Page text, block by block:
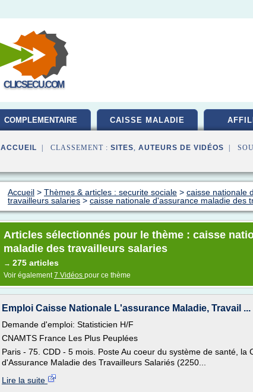
CLICSECU.COM
COMPLEMENTAIRE CAISSE MALADIE
ACCUEIL | CLASSEMENT : SITES, AUTEURS DE VIDÉOS |
Accueil > Thèmes & articles : securite sociale > caisse nationale
travailleurs salaries > caisse nationale d'assurance maladie des
Articles sélectionnés pour le thème : caisse
maladie des travailleurs salaries
→ 275 articles
Voir également7 Vidéos pour ce thème
Emploi Caisse Nationale L'assurance Maladie, Travail ...
Demande d'emploi: Statisticien H/F
CNAMTS France Les Plus Peuplées
Paris - 75. CDD - 5 mois. Poste Au coeur du système de santé, la
d'Assurance Maladie des Travailleurs Salariés (2250...
Lire la suite